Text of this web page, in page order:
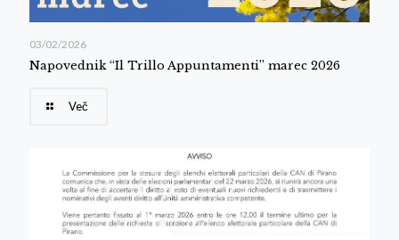
03/02/2026
Napovednik “Il Trillo Appuntamenti” marec 2026
Več